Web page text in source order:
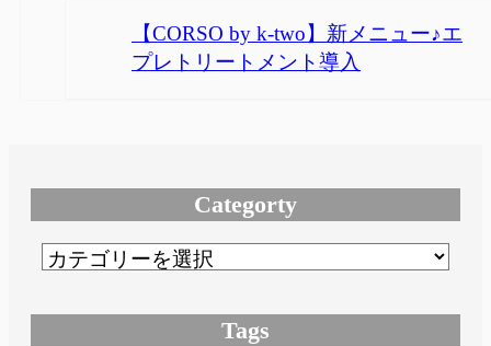
【CORSO by k-two】新メニュー♪エ
プレトリートメント導入
Categorty
Tags